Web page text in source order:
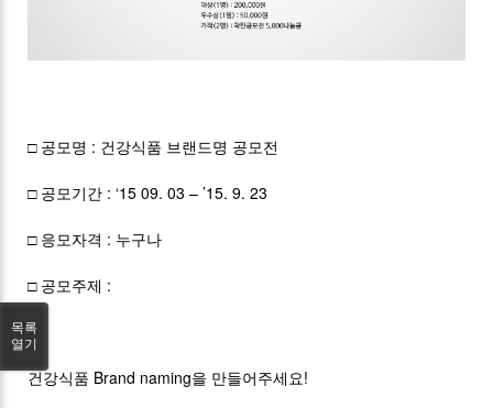
□ 공모명 : 건강식품 브랜드명 공모전
□ 공모기간 : ‘15 09. 03 – ’15. 9. 23
□ 응모자격 : 누구나
□ 공모주제 :
건강식품 Brand naming을 만들어주세요!
목록
열기